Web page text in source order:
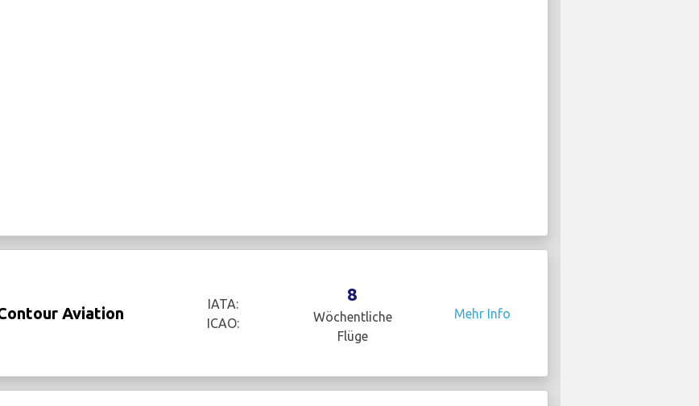
Aviation
IATA:
ICAO:
8
Wöchentliche
Flüge
Mehr Info